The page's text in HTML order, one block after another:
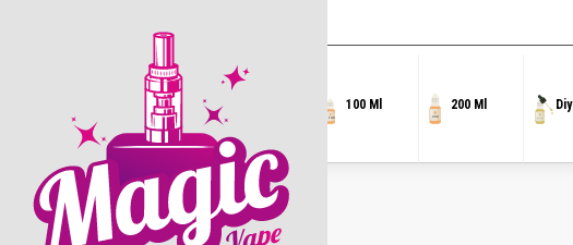
30 Ml 100 Ml 200 Ml Diy